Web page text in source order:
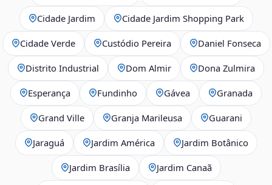
Cidade Jardim Cidade Jardim Shopping Park
Cidade Verde Custódio Pereira Daniel Fonseca
Distrito Industrial Dom Almir Dona Zulmira
Esperança Fundinho Gávea Granada
Grand Ville Granja Marileusa Guarani
Jaraguá Jardim América Jardim Botânico
Jardim Brasília Jardim Canaã